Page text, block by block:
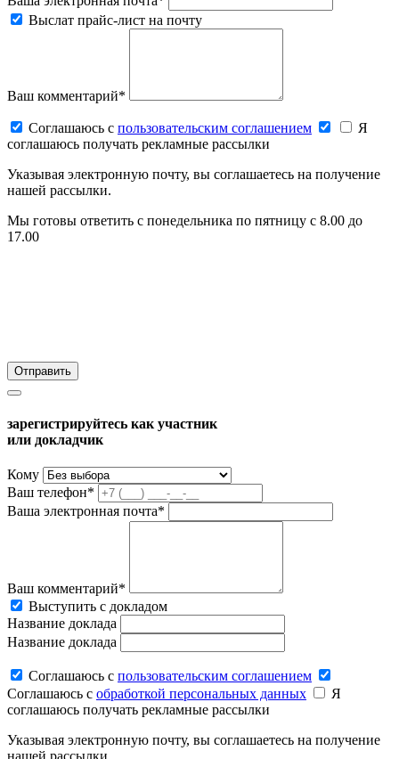
Выслат прайс-лист на почту
Ваш комментарий*
Соглашаюсь c пользовательским соглашением
Я
соглашаюсь получать рекламные рассылки
Указывая электронную почту, вы соглашаетесь на получение
нашей рассылки.
Мы готовы ответить с понедельника по пятницу с 8.00 до
17.00
зарегистрируйтесь как участник
или докладчик
Кому
Ваш телефон*
Ваша электронная почта*
Ваш комментарий*
Выступить с докладом
Название доклада
Название доклада
Соглашаюсь c пользовательским соглашением
Соглашаюсь c обработкой персональных данных
Я
соглашаюсь получать рекламные рассылки
Указывая электронную почту, вы соглашаетесь на получение
нашей рассылки.